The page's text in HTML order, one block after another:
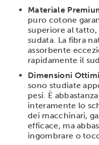
Materiale
puro cotone
superiore al
sudata. La fibra
assorbente
rapidamente il
Dimensioni
sono studiate
pesi. È
interamente lo
dei macchinari,
efficace, ma
ingombrare o